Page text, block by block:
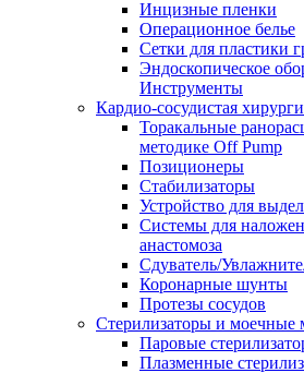
Инцизные пленки
Операционное белье
Сетки для пластики
Эндоскопическое
Инструменты
Кардио-сосудистая
Торакальные
методике Off Pump
Позиционеры
Стабилизаторы
Устройство для
Системы для
анастомоза
Сдуватель/
Коронарные шунты
Протезы сосудов
Стерилизаторы и
Паровые
Плазменные